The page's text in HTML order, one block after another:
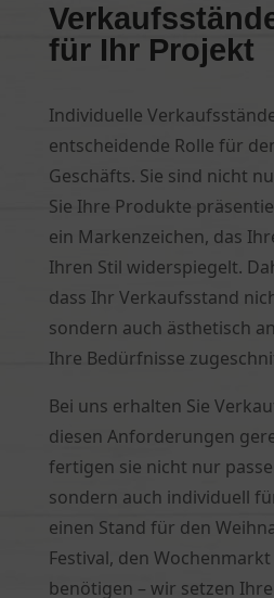
für Ihr Projekt
Individuelle
entscheidende Rolle für
Geschäfts. Sie sind nicht
Sie Ihre Produkte
ein Markenzeichen, das
Ihren Stil widerspiegelt.
dass Ihr Verkaufsstand
sondern auch ästhetisch
Ihre Bedürfnisse
Bei uns erhalten Sie
diesen Anforderungen
fertigen sie nicht nur
sondern auch individuell
einen Stand für den
Festival, den
benötigen – wir setzen